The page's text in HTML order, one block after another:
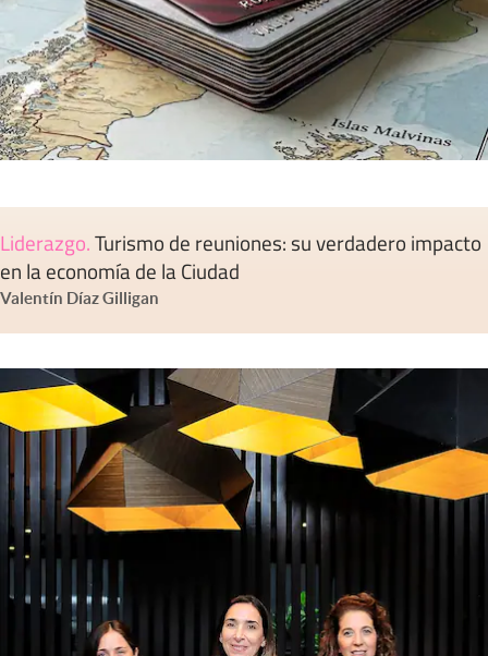
Liderazgo.Turismo de reuniones: su verdadero impacto
en la economía de la Ciudad
Valentín Díaz Gilligan